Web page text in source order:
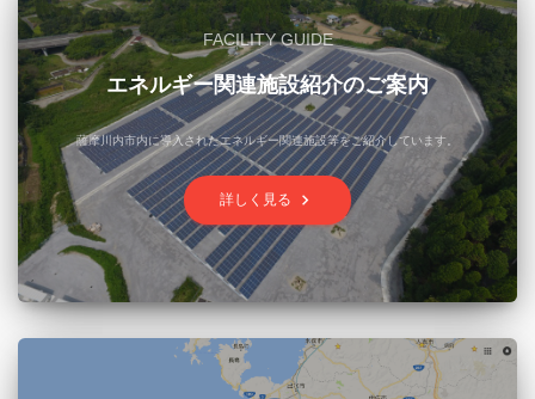
FACILITY GUIDE
エネルギー関連施設紹介のご案内
薩摩川内市内に導入されたエネルギー関連施設等をご紹介しています。
詳しく見る keyboard_arrow_right